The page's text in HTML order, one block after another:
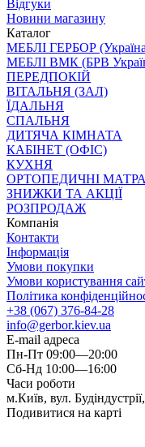
Відгуки
Новини магазину
Каталог
МЕБЛІ ГЕРБОР
МЕБЛІ ВМК (БРВ
ПЕРЕДПОКІЙ
ВІТАЛЬНЯ (ЗАЛ)
ЇДАЛЬНЯ
СПАЛЬНЯ
ДИТЯЧА КІМНАТА
КАБІНЕТ (ОФІС)
КУХНЯ
ОРТОПЕДИЧНІ
ЗНИЖКИ ТА АКЦІЇ
РОЗПРОДАЖ
Компанія
Контакти
Інформація
Умови покупки
Умови користування
Політика
+38 (067) 376-84-28
info@gerbor.kiev.ua
E-mail адреса
Пн-Пт 09:00—20:00
Сб-Нд 10:00—16:00
Часи роботи
м.Київ, вул.
Подивитися на карті